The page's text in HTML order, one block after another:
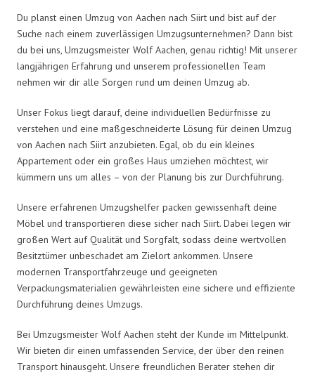
Du planst einen Umzug von Aachen nach Siirt und bist auf der
Suche nach einem zuverlässigen Umzugsunternehmen? Dann bist
du bei uns, Umzugsmeister Wolf Aachen, genau richtig! Mit unserer
langjährigen Erfahrung und unserem professionellen Team
nehmen wir dir alle Sorgen rund um deinen Umzug ab.
Unser Fokus liegt darauf, deine individuellen Bedürfnisse zu
verstehen und eine maßgeschneiderte Lösung für deinen Umzug
von Aachen nach Siirt anzubieten. Egal, ob du ein kleines
Appartement oder ein großes Haus umziehen möchtest, wir
kümmern uns um alles – von der Planung bis zur Durchführung.
Unsere erfahrenen Umzugshelfer packen gewissenhaft deine
Möbel und transportieren diese sicher nach Siirt. Dabei legen wir
großen Wert auf Qualität und Sorgfalt, sodass deine wertvollen
Besitztümer unbeschadet am Zielort ankommen. Unsere
modernen Transportfahrzeuge und geeigneten
Verpackungsmaterialien gewährleisten eine sichere und effiziente
Durchführung deines Umzugs.
Bei Umzugsmeister Wolf Aachen steht der Kunde im Mittelpunkt.
Wir bieten dir einen umfassenden Service, der über den reinen
Transport hinausgeht. Unsere freundlichen Berater stehen dir